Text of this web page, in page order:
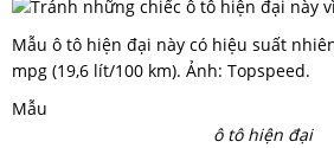
Mẫu ô tô hiện đại này có hiệu suất
mpg (19,6 lít/100 km). Ảnh: Topspeed.
Mẫu
ô tô hiện đại